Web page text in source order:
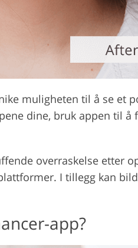
muligheten til å se et
dine, bruk appen til å
overraskelse etter
I tillegg kan
app?